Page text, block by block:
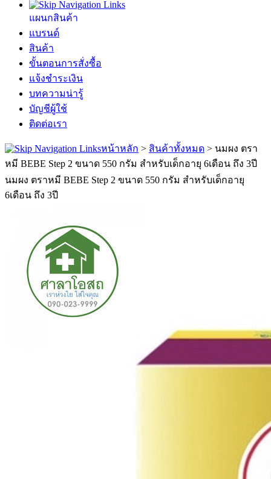
แผนกสินค้า
แบรนด์
สินค้า
ขั้นตอนการสั่งซื้อ
แจ้งชำระเงิน
บทความน่ารู้
บัญชีผู้ใช้
ติดต่อเรา
หน้าหลัก > สินค้าทั้งหมด > นมผง ตรา
หมี BEBE Step 2 ขนาด 550 กรัม สำหรับเด็กอายุ 6เดือน ถึง 3ปี
นมผง ตราหมี BEBE Step 2 ขนาด 550 กรัม สำหรับเด็กอายุ
6เดือน ถึง 3ปี